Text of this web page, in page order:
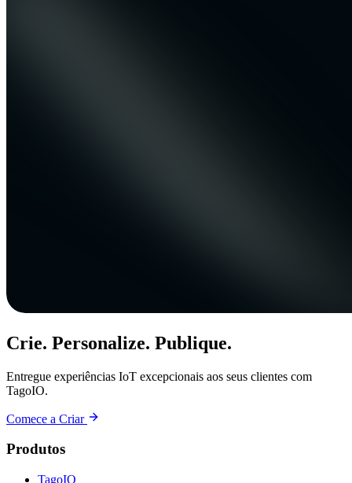
Crie. Personalize. Publique.
Entregue experiências IoT excepcionais aos seus clientes com
TagoIO.
Comece a Criar
Produtos
TagoIO